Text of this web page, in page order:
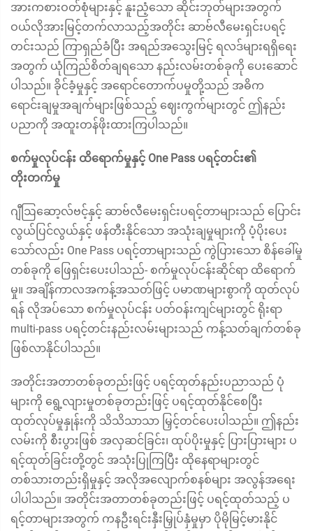
အားကစားဝတ်စုံများနှင့် နူးညံ့သော ဆိုင်းဘုတ်များအတွက်
ဝယ်လိုအားမြင့်တက်လာသည့်အတိုင်း ဆာဗ်လီမေးရှင်းပရင့်
တင်းသည် ကြာရှည်ခံပြီး အရည်အသွေးမြင့် ရလဒ်များရရှိရေး
အတွက် ယုံကြည်စိတ်ချရသော နည်းလမ်းတစ်ခုကို ပေးဆောင်
ပါသည်။ ခိုင်ခံ့မှုနှင့် အရောင်တောက်ပမှုတို့သည် အဓိက
ရောင်းချမှုအချက်များဖြစ်သည့် ဈေးကွက်များတွင် ဤနည်း
ပညာကို အထူးတန်ဖိုးထားကြပါသည်။
စက်မှုလုပ်ငန်း ထိရောက်မှုနှင့် One Pass ပရင့်တင်း၏
တိုးတက်မှု
ဂျီဩဆော့လ်ဗင့်နှင့် ဆာဗ်လီမေးရှင်းပရင့်တာများသည် ပြောင်း
လွယ်ပြင်လွယ်နှင့် ဖန်တီးနိုင်သော အသုံးချမှုများကို ပံ့ပိုးပေး
သော်လည်း One Pass ပရင့်တာများသည် ကွဲပြားသော စိန်ခေါ်မှု
တစ်ခုကို ဖြေရှင်းပေးပါသည်- စက်မှုလုပ်ငန်းဆိုင်ရာ ထိရောက်
မှု။ အချိန်ကာလအကန့်အသတ်ဖြင့် ပမာဏများစွာကို ထုတ်လုပ်
ရန် လိုအပ်သော စက်မှုလုပ်ငန်း ပတ်ဝန်းကျင်များတွင် ရိုးရာ
multi-pass ပရင့်တင်းနည်းလမ်းများသည် ကန့်သတ်ချက်တစ်ခု
ဖြစ်လာနိုင်ပါသည်။
အတိုင်းအတာတစ်ခုတည်းဖြင့် ပရင့်ထုတ်နည်းပညာသည် ပုံ
များကို ရွေ့လျားမှုတစ်ခုတည်းဖြင့် ပရင့်ထုတ်နိုင်စေပြီး
ထုတ်လုပ်မှုနှုန်းကို သိသိသာသာ မြှင့်တင်ပေးပါသည်။ ဤနည်း
လမ်းကို စီးပွားဖြစ် အလှဆင်ခြင်း၊ ထုပ်ပိုးမှုနှင့် ပြားပြားများ ပ
ရင့်ထုတ်ခြင်းတို့တွင် အသုံးပြုကြပြီး ထိုနေရာများတွင်
တစ်သားတည်းရှိမှုနှင့် အလိုအလျောက်စနစ်များ အလွန်အရေး
ပါပါသည်။ အတိုင်းအတာတစ်ခုတည်းဖြင့် ပရင့်ထုတ်သည့် ပ
ရင့်တာများအတွက် ကနဦးရင်းနှီးမြှုပ်နှံမှုမှာ ပိုမိုမြင့်မားနိုင်